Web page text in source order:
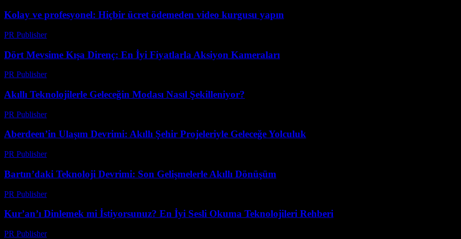
Kolay ve profesyonel: Hiçbir ücret ödemeden video kurgusu yapın
PR Publisher-
Dört Mevsime Kışa Direnç: En İyi Fiyatlarla Aksiyon Kameraları
PR Publisher-
Akıllı Teknolojilerle Geleceğin Modası Nasıl Şekilleniyor?
PR Publisher-
Aberdeen’in Ulaşım Devrimi: Akıllı Şehir Projeleriyle Geleceğe Yolculuk
PR Publisher-
Bartın’daki Teknoloji Devrimi: Son Gelişmelerle Akıllı Dönüşüm
PR Publisher-
Kur’an’ı Dinlemek mi İstiyorsunuz? En İyi Sesli Okuma Teknolojileri Rehberi
PR Publisher-